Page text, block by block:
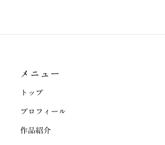
メニュー
トップ
プロフィール
作品紹介